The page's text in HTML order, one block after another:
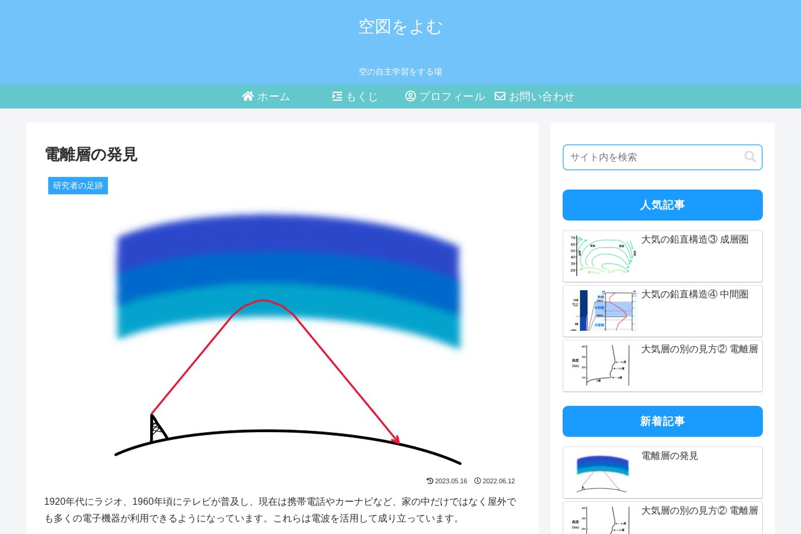
空図をよむ
空の自主学習をする場
ホーム もくじ プロフィール お問い合わせ
電離層の発見
研究者の足跡
2023.05.16 2022.06.12
1920年代にラジオ、1960年頃にテレビが普及し、現在は携帯電話やカーナビなど、家の中だけではなく屋外で
も多くの電子機器が利用できるようになっています。これらは電波を活用して成り立っています。
人気記事
大気の鉛直構造③ 成層圏
大気の鉛直構造④ 中間圏
大気層の別の見方② 電離層
新着記事
電離層の発見
大気層の別の見方② 電離層